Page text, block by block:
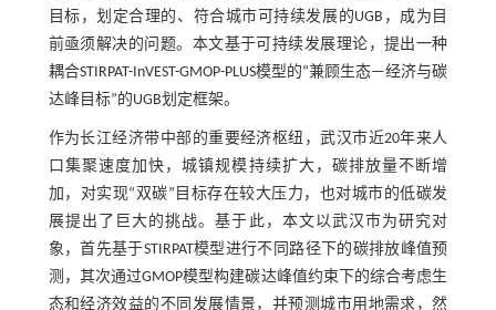
目标，划定合理的、符合城市可持续发展的UGB，成为目
前亟须解决的问题。本文基于可持续发展理论，提出一种
耦合STIRPAT-InVEST-GMOP-PLUS模型的“兼顾生态—经济与碳
达峰目标”的UGB划定框架。
作为长江经济带中部的重要经济枢纽，武汉市近20年来人
口集聚速度加快，城镇规模持续扩大，碳排放量不断增
加，对实现“双碳”目标存在较大压力，也对城市的低碳发
展提出了巨大的挑战。基于此，本文以武汉市为研究对
象，首先基于STIRPAT模型进行不同路径下的碳排放峰值预
测，其次通过GMOP模型构建碳达峰值约束下的综合考虑生
态和经济效益的不同发展情景，并预测城市用地需求，然